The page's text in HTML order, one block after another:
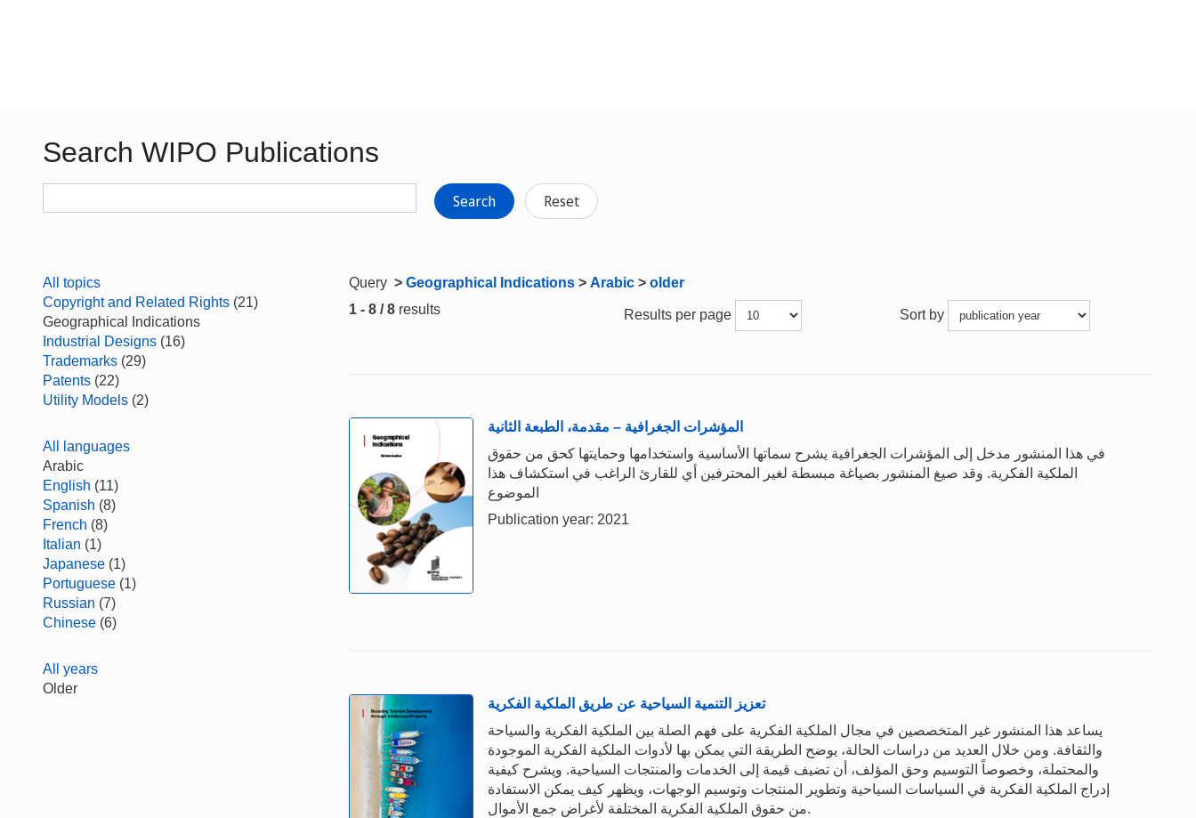
Search WIPO Publications
Search Reset
All topics
Copyright and Related Rights (21)
Geographical Indications
Industrial Designs (16)
Trademarks (29)
Patents (22)
Utility Models (2)
All languages
Arabic
English (11)
Spanish (8)
French (8)
Italian (1)
Japanese (1)
Portuguese (1)
Russian (7)
Chinese (6)
All years
Older
Query > Geographical Indications > Arabic > older
1 - 8 / 8 results Results per page Sort by
المؤشرات الجغرافية – مقدمة، الطبعة الثانية
في هذا المنشور مدخل إلى المؤشرات الجغرافية يشرح سماتها الأساسية واستخدامها وحمايتها كحق من حقوق
الملكية الفكرية. وقد صيغ المنشور بصياغة مبسطة لغير المحترفين أي للقارئ الراغب في استكشاف هذا
الموضوع
Publication year: 2021
تعزيز التنمية السياحية عن طريق الملكية الفكرية
يساعد هذا المنشور غير المتخصصين في مجال الملكية الفكرية على فهم الصلة بين الملكية الفكرية والسياحة
والثقافة. ومن خلال العديد من دراسات الحالة، يوضح الطريقة التي يمكن بها لأدوات الملكية الفكرية الموجودة
والمحتملة، وخصوصاً التوسيم وحق المؤلف، أن تضيف قيمة إلى الخدمات والمنتجات السياحية. ويشرح كيفية
إدراج الملكية الفكرية في السياسات السياحية وتطوير المنتجات وتوسيم الوجهات، ويظهر كيف يمكن الاستفادة
من حقوق الملكية الفكرية المختلفة لأغراض جمع الأموال.